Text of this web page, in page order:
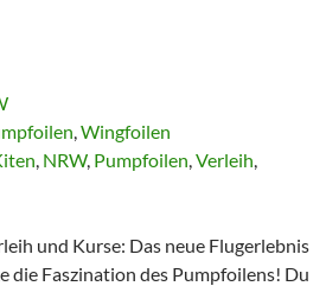
,Wingfoilen
, NRW, Pumpfoilen,Verleih,
und Kurse: Das neue Flugerlebnis
die Faszination des Pumpfoilens! Du